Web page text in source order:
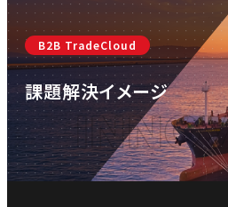
10の経営アジェンダ
導入事例
ナレッジ
ニュース
B2B TradeCloud
課題解決イメージ